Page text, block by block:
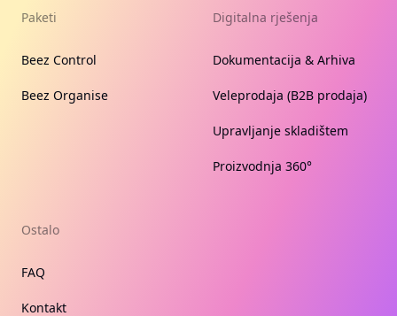
Paketi
Beez Control
Beez Organise
Digitalna rješenja
Dokumentacija & Arhiva
Veleprodaja (B2B prodaja)
Upravljanje skladištem
Proizvodnja 360°
Ostalo
FAQ
Kontakt